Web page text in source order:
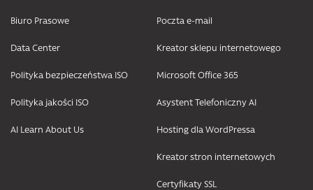
Biuro Prasowe
Data Center
Polityka bezpieczeństwa ISO
Polityka jakości ISO
AI Learn About Us
Poczta e-mail
Kreator sklepu internetowego
Microsoft Office 365
Asystent Telefoniczny AI
Hosting dla WordPressa
Kreator stron internetowych
Certyfikaty SSL